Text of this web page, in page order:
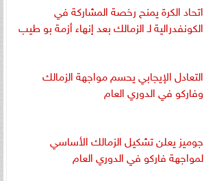
اتحاد الكرة يمنح رخصة المشاركة في
الكونفدرالية لـ الزمالك بعد إنهاء أزمة بو طيب
التعادل الإيجابي يحسم مواجهة الزمالك
وفاركو في الدوري العام
جوميز يعلن تشكيل الزمالك الأساسي
لمواجهة فاركو في الدوري العام